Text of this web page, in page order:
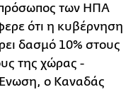
των ΗΠΑ
ότι η κυβέρνηση
δασμό 10% στους
της χώρας -
ο Καναδάς